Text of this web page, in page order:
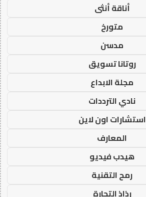
أناقة أنثى
متورخ
مدسن
روتانا تسويق
مجلة الابداع
نادي الترددات
استشارات اون لاين
المعارف
هيدب فيديو
رمح التقنية
رذاذ التجارة